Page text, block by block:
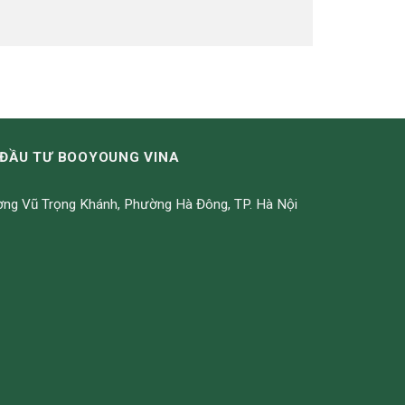
TƯ BOOYOUNG VINA
Vũ Trọng Khánh, Phường Hà Đông, TP. Hà Nội